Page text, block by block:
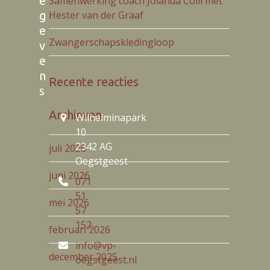
Hester van der Graaf
Zwangerschapskledingloop
Recente reacties
Archieven
juli 2026
juni 2026
mei 2026
februari 2026
december 2025
g
e
v
e
n
s
Wilhelminapark
10
2342 AG
Oegstgeest
071
51
57
152
info@vp-
oegstgeest.nl